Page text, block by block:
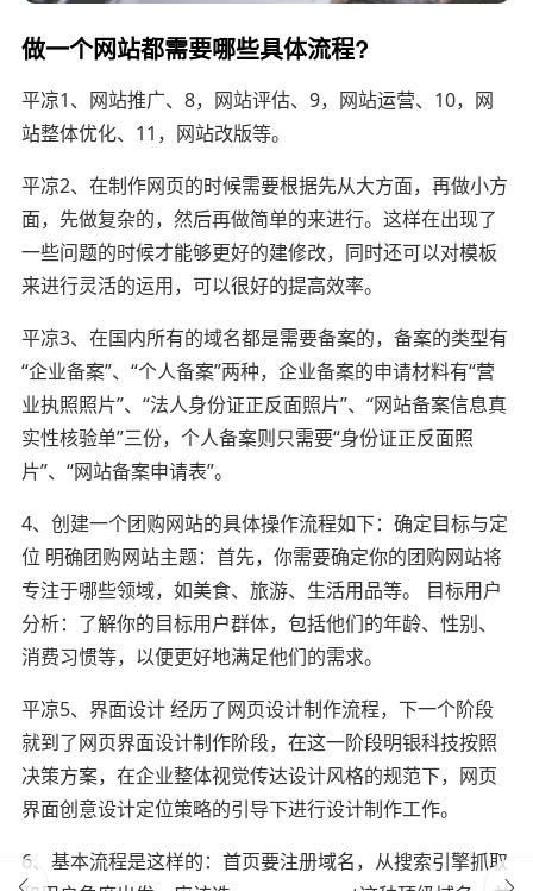
做一个网站都需要哪些具体流程?
平凉1、网站推广、8，网站评估、9，网站运营、10，网
站整体优化、11，网站改版等。
平凉2、在制作网页的时候需要根据先从大方面，再做小方
面，先做复杂的，然后再做简单的来进行。这样在出现了
一些问题的时候才能够更好的建修改，同时还可以对模板
来进行灵活的运用，可以很好的提高效率。
平凉3、在国内所有的域名都是需要备案的，备案的类型有
“企业备案”、“个人备案”两种，企业备案的申请材料有“营
业执照照片”、“法人身份证正反面照片”、“网站备案信息真
实性核验单”三份，个人备案则只需要“身份证正反面照
片”、“网站备案申请表”。
4、创建一个团购网站的具体操作流程如下：确定目标与定
位 明确团购网站主题：首先，你需要确定你的团购网站将
专注于哪些领域，如美食、旅游、生活用品等。 目标用户
分析：了解你的目标用户群体，包括他们的年龄、性别、
消费习惯等，以便更好地满足他们的需求。
平凉5、界面设计 经历了网页设计制作流程，下一个阶段
就到了网页界面设计制作阶段，在这一阶段明银科技按照
决策方案，在企业整体视觉传达设计风格的规范下，网页
界面创意设计定位策略的引导下进行设计制作工作。
6、基本流程是这样的：首页要注册域名，从搜索引擎抓取